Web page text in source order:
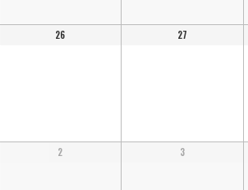
26 27
2 3